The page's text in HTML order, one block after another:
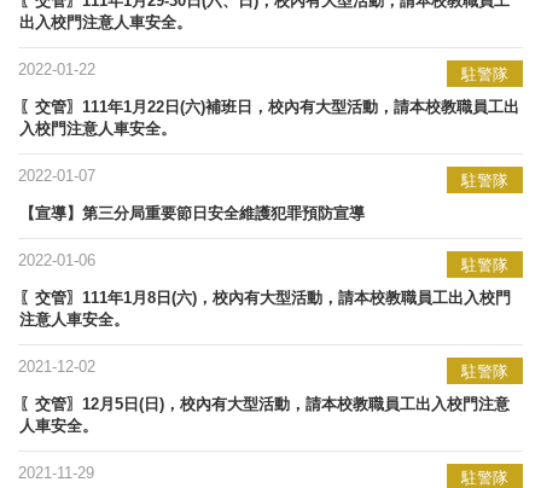
出入校門注意人車安全。
駐警隊
2022-01-22
〖交管〗111年1月22日(六)補班日，校內有大型活動，請本校教職員工出
入校門注意人車安全。
駐警隊
2022-01-07
【宣導】​第三分局重要節日安全維護犯罪預防宣導
駐警隊
2022-01-06
〖交管〗111年1月8日(六)，校內有大型活動，請本校教職員工出入校門
注意人車安全。
駐警隊
2021-12-02
〖交管〗12月5日(日)，校內有大型活動，請本校教職員工出入校門注意
人車安全。
駐警隊
2021-11-29